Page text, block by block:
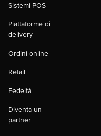
Sistemi POS
Piattaforme di
delivery
Ordini online
Retail
Fedeltà
Diventa un
partner